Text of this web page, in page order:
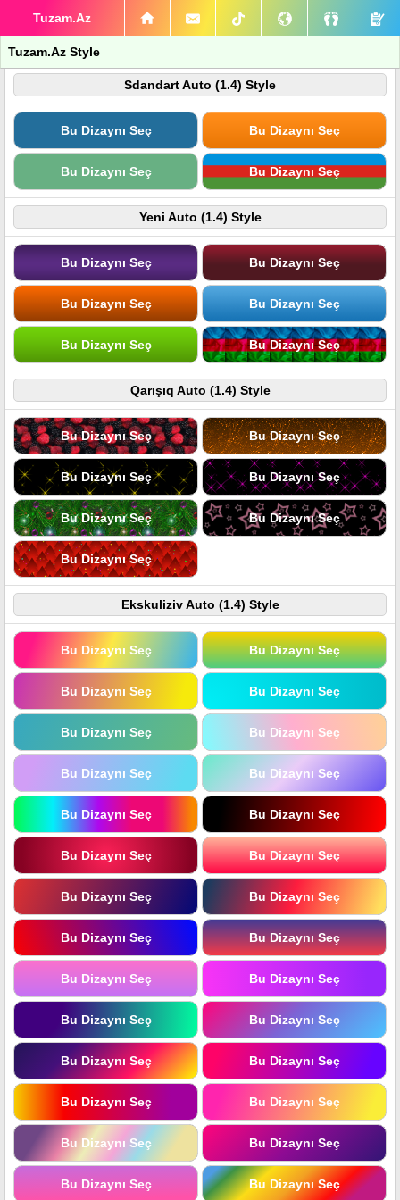
Tuzam.Az
Tuzam.Az Style
Sdandart Auto (1.4) Style
Bu Dizaynı Seç Bu Dizaynı Seç
Bu Dizaynı Seç Bu Dizaynı Seç
Yeni Auto (1.4) Style
Bu Dizaynı Seç Bu Dizaynı Seç
Bu Dizaynı Seç Bu Dizaynı Seç
Bu Dizaynı Seç Bu Dizaynı Seç
Qarışıq Auto (1.4) Style
Bu Dizaynı Seç Bu Dizaynı Seç
Bu Dizaynı Seç Bu Dizaynı Seç
Bu Dizaynı Seç Bu Dizaynı Seç
Bu Dizaynı Seç
Ekskuliziv Auto (1.4) Style
Bu Dizaynı Seç Bu Dizaynı Seç
Bu Dizaynı Seç Bu Dizaynı Seç
Bu Dizaynı Seç Bu Dizaynı Seç
Bu Dizaynı Seç Bu Dizaynı Seç
Bu Dizaynı Seç Bu Dizaynı Seç
Bu Dizaynı Seç Bu Dizaynı Seç
Bu Dizaynı Seç Bu Dizaynı Seç
Bu Dizaynı Seç Bu Dizaynı Seç
Bu Dizaynı Seç Bu Dizaynı Seç
Bu Dizaynı Seç Bu Dizaynı Seç
Bu Dizaynı Seç Bu Dizaynı Seç
Bu Dizaynı Seç Bu Dizaynı Seç
Bu Dizaynı Seç Bu Dizaynı Seç
Bu Dizaynı Seç Bu Dizaynı Seç